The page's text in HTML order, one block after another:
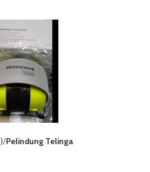
Pelindung Telinga